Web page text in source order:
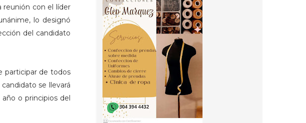
reunión con el líder
lo designó
del candidato
participar de todos
se llevará
o principios del